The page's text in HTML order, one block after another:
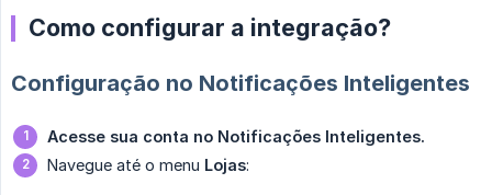
Como configurar a integração?
Configuração no Notificações Inteligentes
Acesse sua conta no Notificações Inteligentes.
Navegue até o menu Lojas: